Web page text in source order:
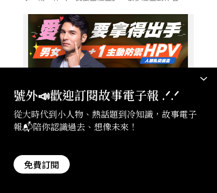
畫畫怎麼活？」
廣告・台灣癌症基金會
2026-08-07
號外📣歡迎訂閱故事電子報 .ᐟ‪‪.ᐟ
從大時代到小人物、熱話題到冷知識，故事電子
報📬陪你認識過去、想像未來！
免費訂閱